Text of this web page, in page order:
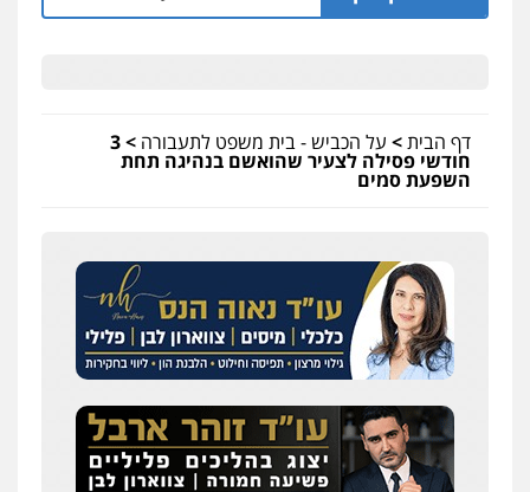
דף הבית> על הכביש - בית משפט לתעבורה >
3
חודשי פסילה לצעיר שהואשם בנהיגה תחת
השפעת סמים